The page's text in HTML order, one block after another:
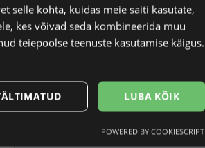
Raami kuju
Klaasi laius (mm)
Ninavahe laius (mm)
selle kohta, kuidas meie saiti kasutate,
kes võivad seda kombineerida muu
teiepoolse teenuste kasutamise käigus.
LUBA KÕIK
Eelistused
POWERED BY COOKIESCRIPT